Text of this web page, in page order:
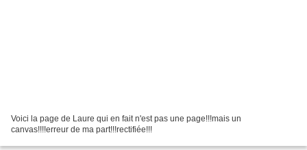
Voici la page de Laure qui en fait n'est pas une page!!!mais un
canvas!!!!erreur de ma part!!!rectifiée!!!